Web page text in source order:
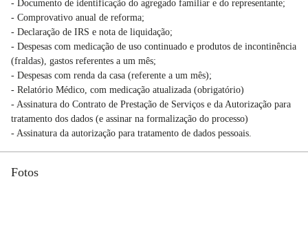
- Documento de identificação do agregado familiar e do representante;
- Comprovativo anual de reforma;
- Declaração de IRS e nota de liquidação;
- Despesas com medicação de uso continuado e produtos de incontinência
(fraldas), gastos referentes a um mês;
- Despesas com renda da casa (referente a um mês);
- Relatório Médico, com medicação atualizada (obrigatório)
- Assinatura do Contrato de Prestação de Serviços e da Autorização para
tratamento dos dados (e assinar na formalização do processo)
- Assinatura da autorização para tratamento de dados pessoais.
Fotos